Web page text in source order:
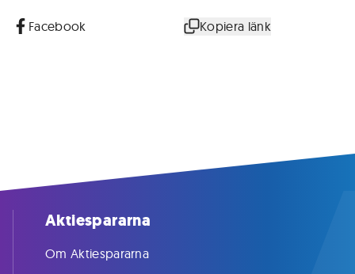
Facebook Kopiera länk
Aktiespararna
Om Aktiespararna